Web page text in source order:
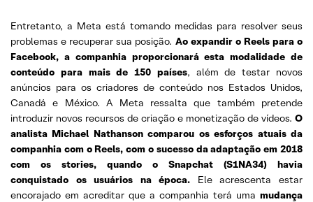
Entretanto, a Meta está tomando medidas para resolver seus
problemas e recuperar sua posição. Ao expandir o Reels para o
Facebook, a companhia proporcionará esta modalidade de
conteúdo para mais de 150 países, além de testar novos
anúncios para os criadores de conteúdo nos Estados Unidos,
Canadá e México. A Meta ressalta que também pretende
introduzir novos recursos de criação e monetização de vídeos. O
analista Michael Nathanson comparou os esforços atuais da
companhia com o Reels, com o sucesso da adaptação em 2018
com os stories, quando o Snapchat (S1NA34) havia
conquistado os usuários na época. Ele acrescenta estar
encorajado em acreditar que a companhia terá uma mudança